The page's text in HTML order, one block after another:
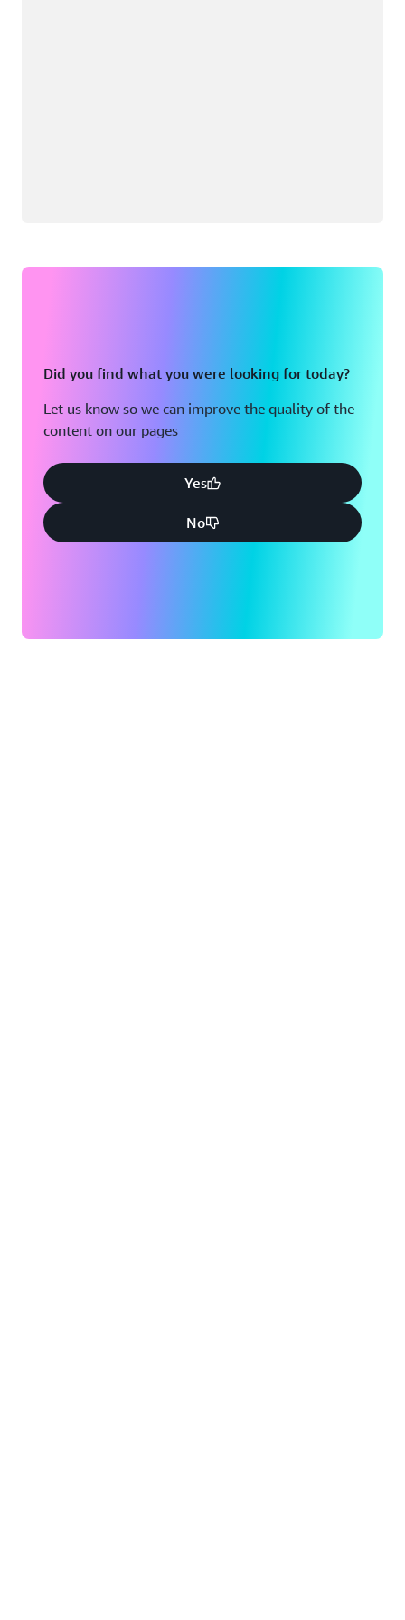
Did you find what you were looking for today?
Let us know so we can improve the quality of the
content on our pages
Yes
No